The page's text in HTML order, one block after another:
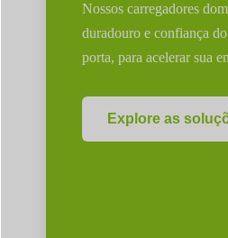
Nossos carregadores
duradouro e confiança
porta, para acelerar sua
Explore as